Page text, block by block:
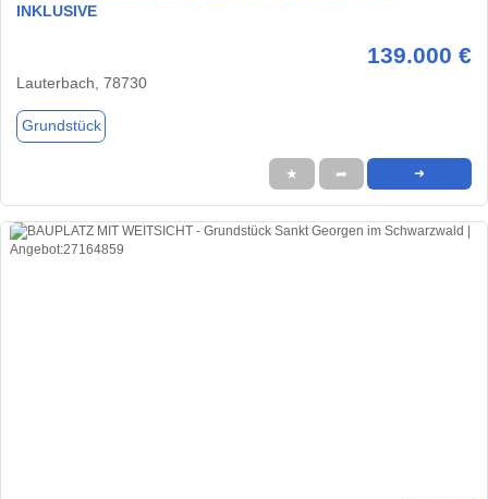
INKLUSIVE
139.000 €
Lauterbach, 78730
Grundstück
★ ➦ ➜